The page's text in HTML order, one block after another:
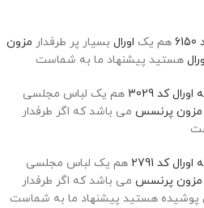
هم یک اورال بسیار پر طرفدار مزون
هستید پیشنهاد ما به شماست
کد 3029
هم یک لباس مجلسی
مزون پرنسس می باشد که اگر طرفدار
کد 2791
هم یک لباس مجلسی
مزون پرنسس می باشد که اگر طرفدار
هستید پیشنهاد ما به شماست